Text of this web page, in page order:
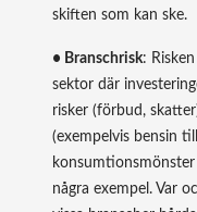
skiften som kan ske.
• Branschrisk:
sektor där
risker (förbud,
(exempelvis bensin
några exempel. Var